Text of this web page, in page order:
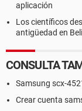
aplicación
Los científicos
antigüedad en
CONSULTA
Samsung scx-
Crear cuenta